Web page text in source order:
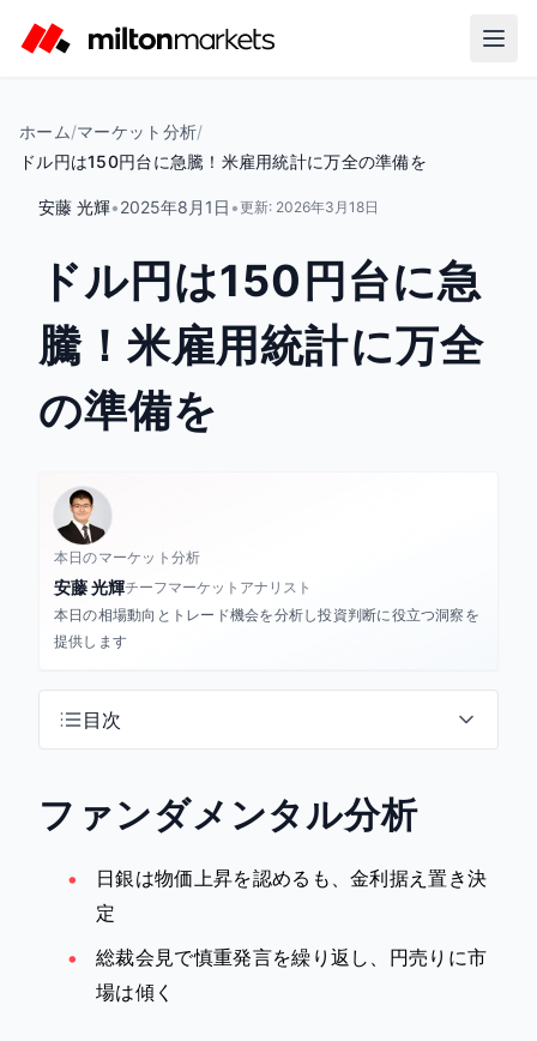
ホーム/マーケット分析/
ドル円は150円台に急騰！米雇用統計に万全の準備を
安藤 光輝•2025年8月1日 •更新: 2026年3月18日
ドル円は150円台に急
騰！米雇用統計に万全
の準備を
本日のマーケット分析
安藤 光輝チーフマーケットアナリスト
本日の相場動向とトレード機会を分析し投資判断に役立つ洞察を
提供します
目次
ファンダメンタル分析
日銀は物価上昇を認めるも、金利据え置き決
定
総裁会見で慎重発言を繰り返し、円売りに市
場は傾く